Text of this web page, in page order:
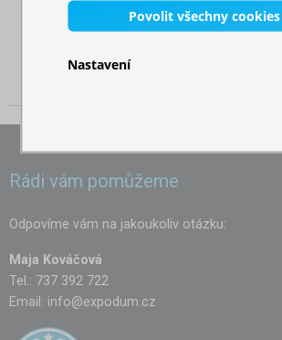
Rádi vám pomůžeme
Odpovíme vám na jakoukoliv otázku:
Maja Kováčová
Tel.: 737 392 722
Email: info@expodum.cz
Povolit všechny cookies
Nastavení